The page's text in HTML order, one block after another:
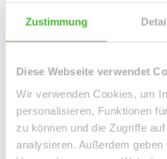
Zustimmung
Diese Webseite verwendet
Wir verwenden Cookies, um
personalisieren, Funktionen
zu können und die Zugriffe
analysieren. Außerdem
Das Wohnzimmer sowie
Schlafzimmer befinden sich
Tageslichtbad sowie in die
betreten Sie den großen
einen grünen Ausblick in den
bietet.